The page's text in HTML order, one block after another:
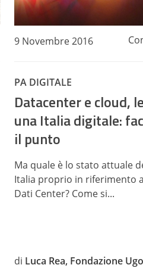
9 Novembre 2016
PA DIGITALE
Datacenter e cloud,
una Italia digitale:
il punto
Ma quale è lo stato attuale
Italia proprio in riferimento
Dati Center? Come si...
di Luca Rea, Fondazione